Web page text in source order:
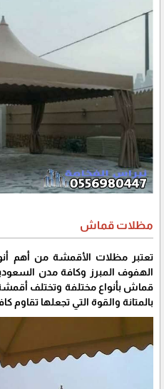
مظلات قماش
تعتبر مظلات الأقمشة من أهم
الهفوف المبرز وكافة مدن
قماش بأنواع مختلفة وتختلف
بالمتانة والقوة التي تجعلها تقاوم